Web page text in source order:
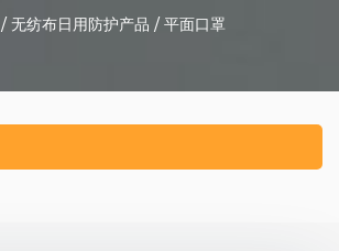
/无纺布日用防护产品 /平面口罩